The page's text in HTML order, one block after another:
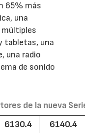
65% más
una
tabletas, una
una radio
de sonido
de la nueva
6130.4
6140.4